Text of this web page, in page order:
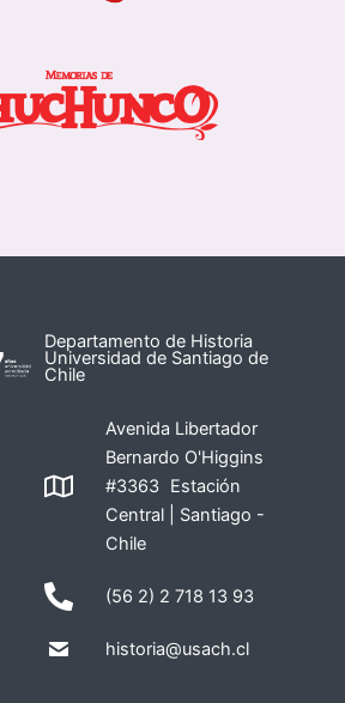
Departamento de Historia
Universidad de Santiago de
Chile
Avenida Libertador
Bernardo O'Higgins
#3363 Estación
Central | Santiago -
Chile
(56 2) 2 718 13 93
historia@usach.cl